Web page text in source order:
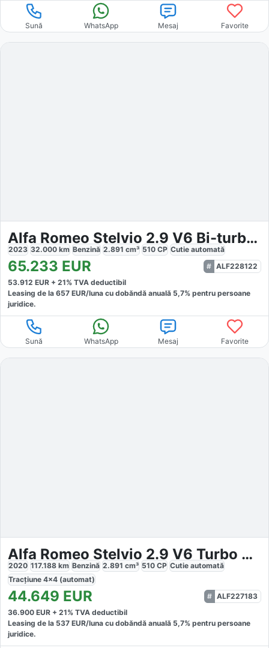
Sună WhatsApp Mesaj Favorite
Alfa Romeo Stelvio 2.9 V6 Bi-turbo Quadrifoglio Q4
2023 32.000 km Benzină 2.891 cm³ 510 CP Cutie automată
65.233 EUR
ALF228122
53.912 EUR + 21% TVA deductibil
Leasing de la 657 EUR/luna cu dobăndă anuală 5,7% pentru persoane
juridice.
Sună WhatsApp Mesaj Favorite
Alfa Romeo Stelvio 2.9 V6 Turbo AWD AT8 Quadrifoglio
2020 117.188 km Benzină 2.891 cm³ 510 CP Cutie automată
Tracțiune 4x4 (automat)
44.649 EUR
ALF227183
36.900 EUR + 21% TVA deductibil
Leasing de la 537 EUR/luna cu dobăndă anuală 5,7% pentru persoane
juridice.